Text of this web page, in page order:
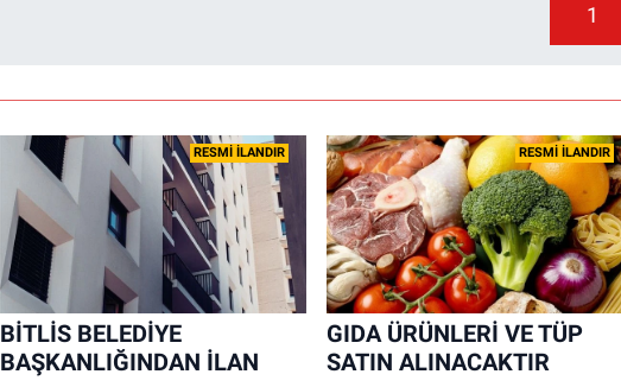
1
RESMİ İLANDIR
BİTLİS BELEDİYE
BAŞKANLIĞINDAN İLAN
RESMİ İLANDIR
GIDA ÜRÜNLERİ VE TÜP
SATIN ALINACAKTIR